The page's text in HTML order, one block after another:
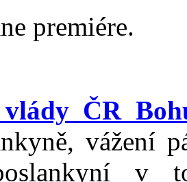
premiére.
vlády ČR
vážení
v